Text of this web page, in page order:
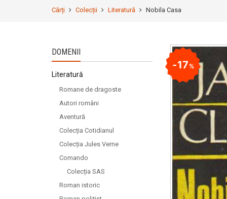
Cărți Colecții Literatură Nobila Casa
17%
DOMENII
Literatură
Romane de dragoste
Autori români
Aventură
Colecția Cotidianul
Colecția Jules Verne
Comando
Colecția SAS
Roman istoric